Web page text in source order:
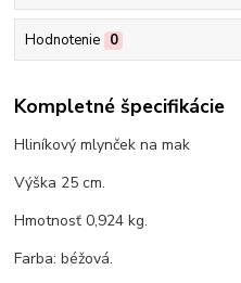
Hodnotenie 0
Kompletné špecifikácie
Hliníkový mlynček na mak
Výška 25 cm.
Hmotnosť 0,924 kg.
Farba: béžová.